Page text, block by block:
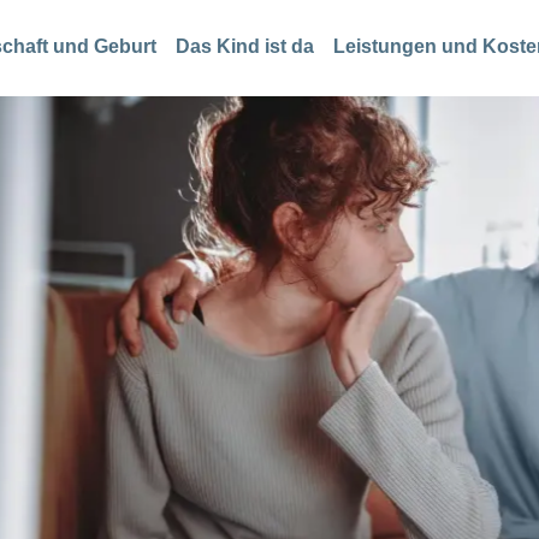
und Geburt Das Kind ist da Leistungen und